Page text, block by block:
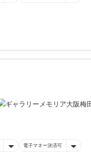
電子マネー決済可